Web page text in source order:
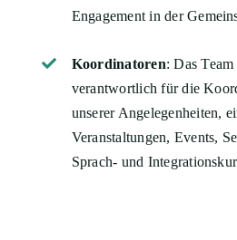
Engagement in der
Koordinatoren: Das Team
verantwortlich für die
unserer Angelegenheiten,
Veranstaltungen, Events,
Sprach- und